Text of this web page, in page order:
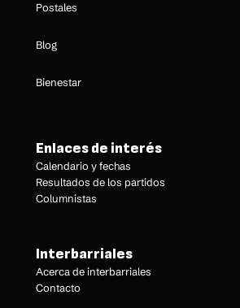
Postales
Blog
Bienestar
Enlaces de interés
Calendario y fechas
Resultados de los partidos
Columnistas
Interbarriales
Acerca de interbarriales
Contacto